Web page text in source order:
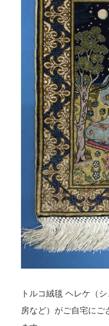
トルコ絨毯 ヘレケ（
房など）がご自宅にご